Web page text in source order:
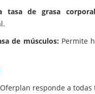
tasa de grasa
de músculos: Permite
responde a